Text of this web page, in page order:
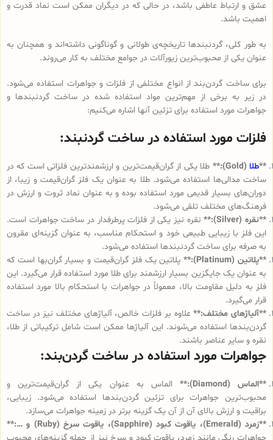
عشق و ارتباط عاطفی باشد، در حالی که در دیگران ممکن است نماد قدرت و
اهمیت باشد.
به طور کلی، گردنبندها تاریخچه‌ی طولانی و گوناگونی داشته‌اند و همچنان به
عنوان یکی از محبوب‌ترین زیورآلات در جوامع مختلف به کار می‌روند.
برای ساخت گردن‌بند از انواع مختلفی از فلزات و جواهرات استفاده می‌شود.
در زیر به برخی از مهم‌ترین مواد استفاده شده در ساخت گردنبندها و
جواهرات مورد استفاده برای تزئین آنها اشاره می‌کنیم:
فلزات مورد استفاده در ساخت گردنبند:
**طلا(Gold):**
طلا یکی از گران‌قیمت‌ترین و ارزشمندترین فلزاتی است که در
ساخت مدالی‌ها استفاده می‌شود. طلا به عنوان یک فلز گران‌قیمت و زیبا، از
دوران‌های بسیار قدیمی مورد استفاده بوده و به عنوان نماد ثروت و ارزش در
فرهنگ‌های مختلف تلقی می‌شود.
**نقره (Silver):**
نقره نیز یکی از فلزات پرطرفدار در ساخت جواهرات است.
این فلز با زیبایی طبیعی خود و استحکام مناسب، به عنوان گزینه‌ای مقرون
به صرفه برای ساخت گردنبندها استفاده می‌شود.
**پلاتین (Platinum):**
پلاتین یک فلز گران‌قیمت و بسیار گران‌بها است که
به عنوان یک جایگزین بسیار ارزشمند برای طلا مورد استفاده قرار می‌گیرد. این
فلز به دلیل مقاومت بالا، معمولاً در جواهرات با استحکام بالا مورد استفاده
قرار می‌گیرد.
**آلیاژهای مختلف:**علاوه بر فلزات خالص، آلیاژهای مختلف نیز در ساخت
گردن‌بندها استفاده می‌شوند. این آلیاژها ممکن است شامل ترکیباتی از طلا،
نقره و سایر عناصر باشند.
جواهرات مورد استفاده در ساخت گردن‌بند:
**الماس (Diamond):**
الماس به عنوان یکی از گران‌قیمت‌ترین و
محبوب‌ترین جواهرات برای تزئین گردن‌بندها استفاده می‌شود. زیبایی،
براقیت و ارزش بالای آن از آن یک گزینه برتر در زمینه جواهرات می‌سازد.
**زمرد (Emerald)، یاقوت کبود (Sapphire)، یاقوت سرخ (Ruby) و …:**